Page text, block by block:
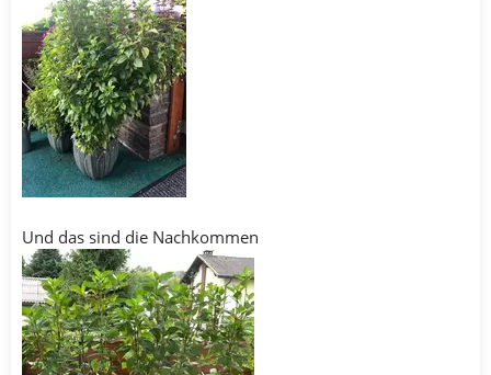
Und das sind die Nachkommen